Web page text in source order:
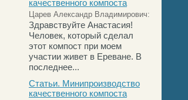
качественного компоста
Царев Александр Владимирович:
Здравствуйте Анастасия!
Человек, который сделал
этот компост при моем
участии живет в Ереване. В
последнее...
Статьи. Минипроизводство
качественного компоста